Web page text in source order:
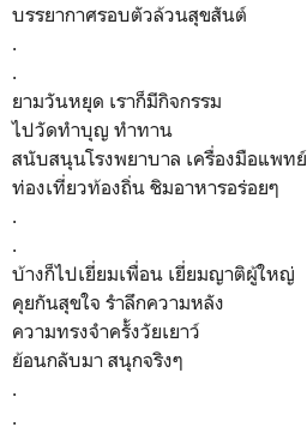
บรรยากาศรอบตัวล้วนสุขสันต์
.
.
ยามวันหยุด เราก็มีกิจกรรม
ไปวัดทำบุญ ทำทาน
สนับสนุนโรงพยาบาล เครื่องมือแพทย์
ท่องเที่ยวท้องถิ่น ชิมอาหารอร่อยๆ
.
.
บ้างก็ไปเยี่ยมเพื่อน เยี่ยมญาติผู้ใหญ่
คุยกันสุขใจ รำลึกความหลัง
ความทรงจำครั้งวัยเยาว์
ย้อนกลับมา สนุกจริงๆ
.
.